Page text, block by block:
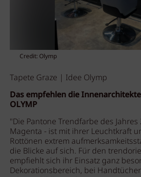
Credit: Olymp
Tapete Graze | Idee Olymp
Das empfehlen die
OLYMP
"Die Pantone Trendfarbe des Jahres
Magenta - ist mit ihrer Leuchtkraft
Rottönen extrem
die Blicke auf sich. Für den
empfiehlt sich ihr Einsatz ganz
Dekorationsbereich, bei